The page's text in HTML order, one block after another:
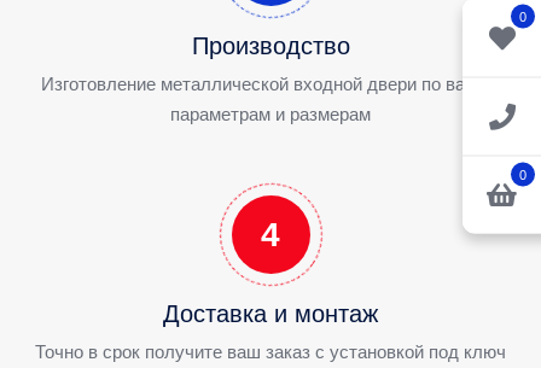
0
0
Производство
Изготовление металлической входной двери по вашим
параметрам и размерам
4
Доставка и монтаж
Точно в срок получите ваш заказ с установкой под ключ